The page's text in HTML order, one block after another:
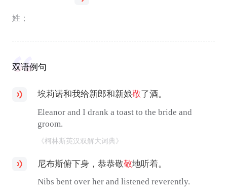
姓；
双语例句
埃莉诺和我给新郎和新娘敬了酒。
Eleanor and I drank a toast to the bride and
groom.
《柯林斯英汉双解大词典》
尼布斯俯下身，恭恭敬敬地听着。
Nibs bent over her and listened reverently.